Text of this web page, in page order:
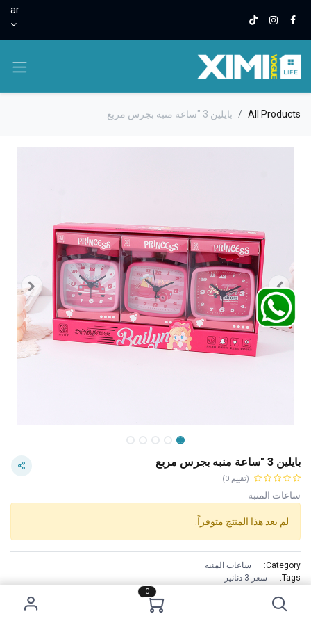
0
ar
All Products بايلين 3 "ساعة منبه بجرس مربع
بايلين 3 "ساعة منبه بجرس مربع
(تقييم 0)
ساعات المنبه
لم يعد هذا المنتج متوفراً.
Category:
ساعات المنبه
Tags:
سعر 3 دنانير